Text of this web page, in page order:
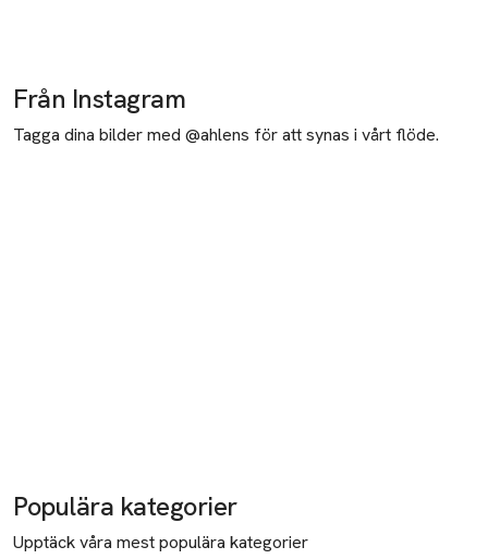
Från Instagram
Tagga dina bilder med @ahlens för att synas i vårt flöde.
Populära kategorier
Upptäck våra mest populära kategorier